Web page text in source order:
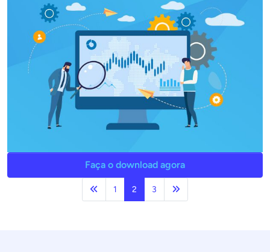
Faça o download agora
Anterior
1 2 3